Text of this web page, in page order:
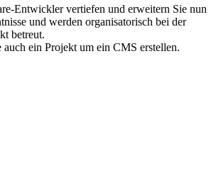
Entwickler vertiefen und erweitern Sie nun
und werden organisatorisch bei der
betreut.
ein Projekt um ein CMS erstellen.